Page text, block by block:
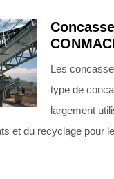
Les
type de
largement
et du recyclage pour